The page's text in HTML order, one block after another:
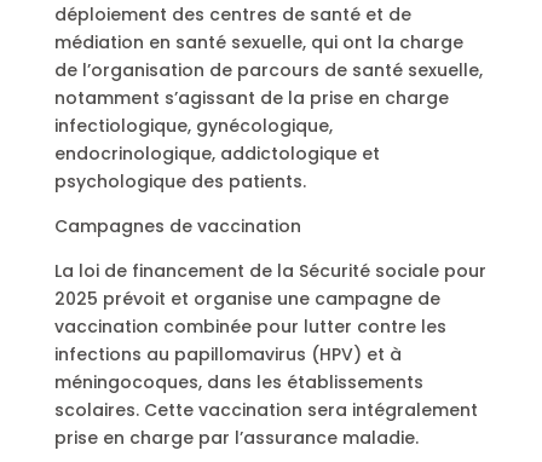
déploiement des centres de santé et de
médiation en santé sexuelle, qui ont la charge
de l’organisation de parcours de santé sexuelle,
notamment s’agissant de la prise en charge
infectiologique, gynécologique,
endocrinologique, addictologique et
psychologique des patients.
Campagnes de vaccination
La loi de financement de la Sécurité sociale pour
2025 prévoit et organise une campagne de
vaccination combinée pour lutter contre les
infections au papillomavirus (HPV) et à
méningocoques, dans les établissements
scolaires. Cette vaccination sera intégralement
prise en charge par l’assurance maladie.